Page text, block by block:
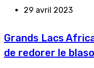
29 avril 2023
Grands Lacs
de redorer le